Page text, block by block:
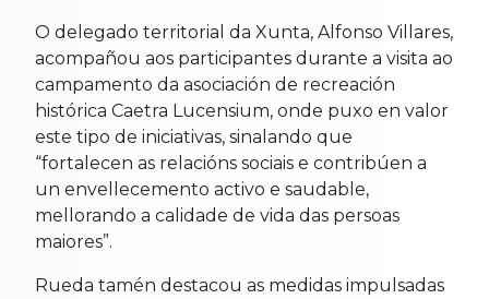
O delegado territorial da Xunta, Alfonso Villares,
acompañou aos participantes durante a visita ao
campamento da asociación de recreación
histórica Caetra Lucensium, onde puxo en valor
este tipo de iniciativas, sinalando que
“fortalecen as relacións sociais e contribúen a
un envellecemento activo e saudable,
mellorando a calidade de vida das persoas
maiores”.
Rueda tamén destacou as medidas impulsadas